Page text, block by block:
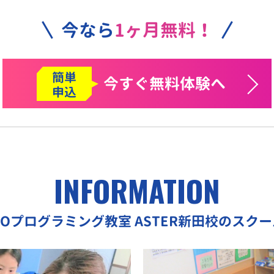
今なら1ヶ月無料！
簡単
申込
今すぐ無料体験へ
INFORMATION
プログラミング教室ASTER新田校のスク